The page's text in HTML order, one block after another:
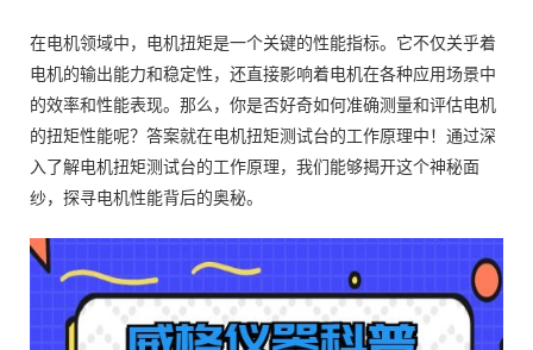
在电机领域中，电机扭矩是一个关键的性能指标。它不仅关乎着
电机的输出能力和稳定性，还直接影响着电机在各种应用场景中
的效率和性能表现。那么，你是否好奇如何准确测量和评估电机
的扭矩性能呢？答案就在电机扭矩测试台的工作原理中！通过深
入了解电机扭矩测试台的工作原理，我们能够揭开这个神秘面
纱，探寻电机性能背后的奥秘。